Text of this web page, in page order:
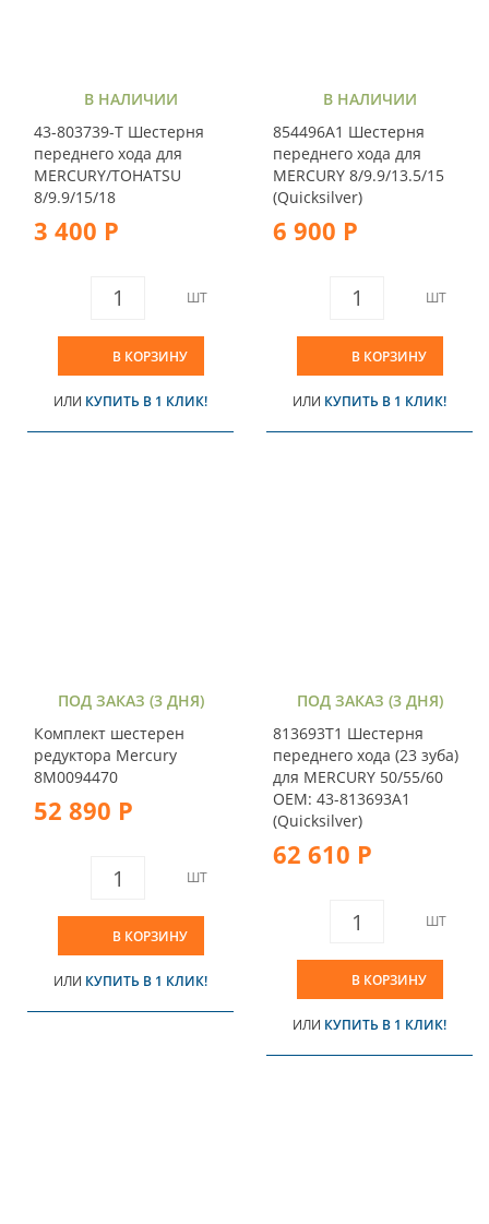
В НАЛИЧИИ
43-803739-T Шестерня
переднего хода для
MERCURY/TOHATSU
8/9.9/15/18
3 400 Р
ШТ
В КОРЗИНУ
ИЛИ КУПИТЬ В 1 КЛИК!
В НАЛИЧИИ
854496A1 Шестерня
переднего хода для
MERCURY 8/9.9/13.5/15
(Quicksilver)
6 900 Р
ШТ
В КОРЗИНУ
ИЛИ КУПИТЬ В 1 КЛИК!
ПОД ЗАКАЗ (3 ДНЯ)
Комплект шестерен
редуктора Mercury
8M0094470
52 890 Р
ШТ
В КОРЗИНУ
ИЛИ КУПИТЬ В 1 КЛИК!
ПОД ЗАКАЗ (3 ДНЯ)
813693T1 Шестерня
переднего хода (23 зуба)
для MERCURY 50/55/60
OEM: 43-813693A1
(Quicksilver)
62 610 Р
ШТ
В КОРЗИНУ
ИЛИ КУПИТЬ В 1 КЛИК!